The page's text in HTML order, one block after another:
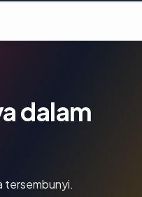
dalam
tersembunyi.